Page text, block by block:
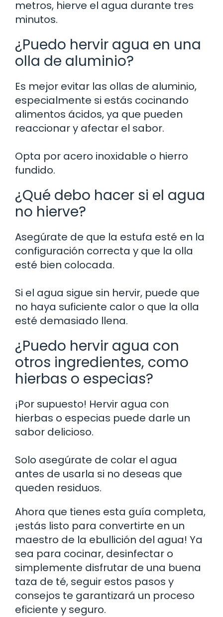
metros, hierve el agua durante tres
minutos.
¿Puedo hervir agua en una
olla de aluminio?
Es mejor evitar las ollas de aluminio,
especialmente si estás cocinando
alimentos ácidos, ya que pueden
reaccionar y afectar el sabor.
Opta por acero inoxidable o hierro
fundido.
¿Qué debo hacer si el agua
no hierve?
Asegúrate de que la estufa esté en la
configuración correcta y que la olla
esté bien colocada.
Si el agua sigue sin hervir, puede que
no haya suficiente calor o que la olla
esté demasiado llena.
¿Puedo hervir agua con
otros ingredientes, como
hierbas o especias?
¡Por supuesto! Hervir agua con
hierbas o especias puede darle un
sabor delicioso.
Solo asegúrate de colar el agua
antes de usarla si no deseas que
queden residuos.
Ahora que tienes esta guía completa,
¡estás listo para convertirte en un
maestro de la ebullición del agua! Ya
sea para cocinar, desinfectar o
simplemente disfrutar de una buena
taza de té, seguir estos pasos y
consejos te garantizará un proceso
eficiente y seguro.